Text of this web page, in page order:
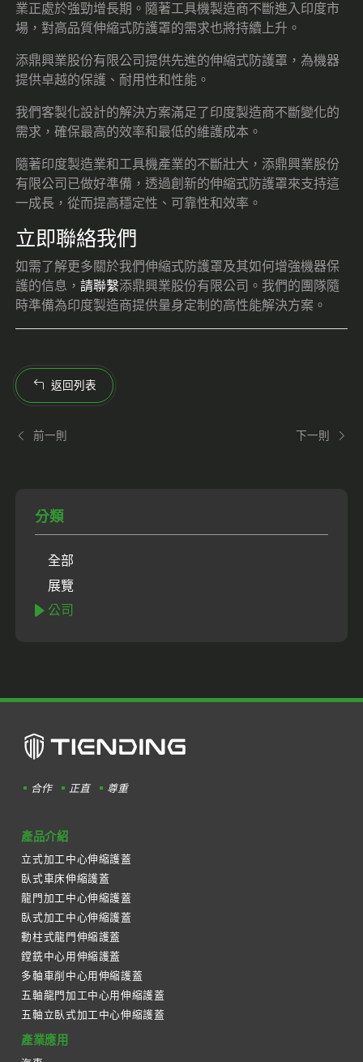
業正處於強勁增長期。隨著工具機製造商不斷進入印度市
場，對高品質伸縮式防護罩的需求也將持續上升。
添鼎興業股份有限公司提供先進的伸縮式防護罩，為機器
提供卓越的保護、耐用性和性能。
我們客製化設計的解決方案滿足了印度製造商不斷變化的
需求，確保最高的效率和最低的維護成本。
隨著印度製造業和工具機產業的不斷壯大，添鼎興業股份
有限公司已做好準備，透過創新的伸縮式防護罩來支持這
一成長，從而提高穩定性、可靠性和效率。
立即聯絡我們
如需了解更多關於我們伸縮式防護罩及其如何增強機器保
護的信息，請聯繫添鼎興業股份有限公司。我們的團隊隨
時準備為印度製造商提供量身定制的高性能解決方案。
返回列表
前一則 下一則
分類
全部
展覽
公司
合作 正直 尊重
產品介紹
立式加工中心伸縮護蓋
臥式車床伸縮護蓋
龍門加工中心伸縮護蓋
臥式加工中心伸縮護蓋
動柱式龍門伸縮護蓋
鏜銑中心用伸縮護蓋
多軸車削中心用伸縮護蓋
五軸龍門加工中心用伸縮護蓋
五軸立臥式加工中心伸縮護蓋
產業應用